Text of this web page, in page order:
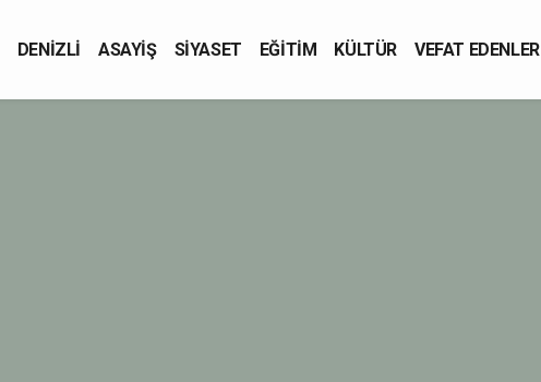
DENİZLİ ASAYİŞ SİYASET EĞİTİM KÜLTÜR VEFAT EDENLER